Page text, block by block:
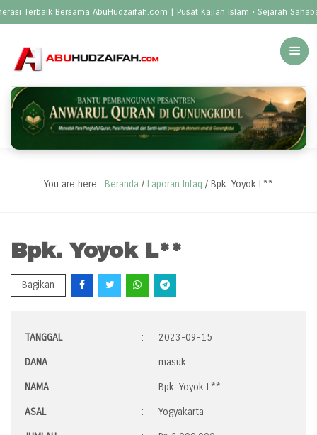
Terbaik Bersama AbuHudzaifah.com | Pusat Kajian Islam • Sejarah Sahabat
You are here : Beranda / Laporan Infaq / Bpk. Yoyok L**
Bpk. Yoyok L**
Bagikan
TANGGAL : 2023-09-15
DANA : masuk
NAMA : Bpk. Yoyok L**
ASAL : Yogyakarta